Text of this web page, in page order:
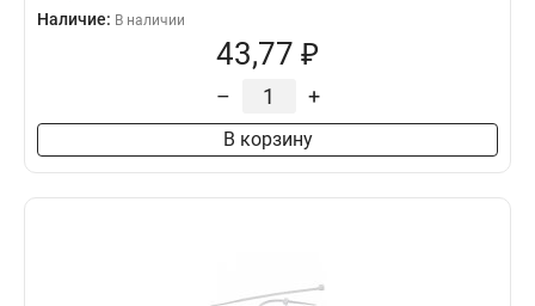
Наличие: В наличии
43,77 ₽
– +
В корзину